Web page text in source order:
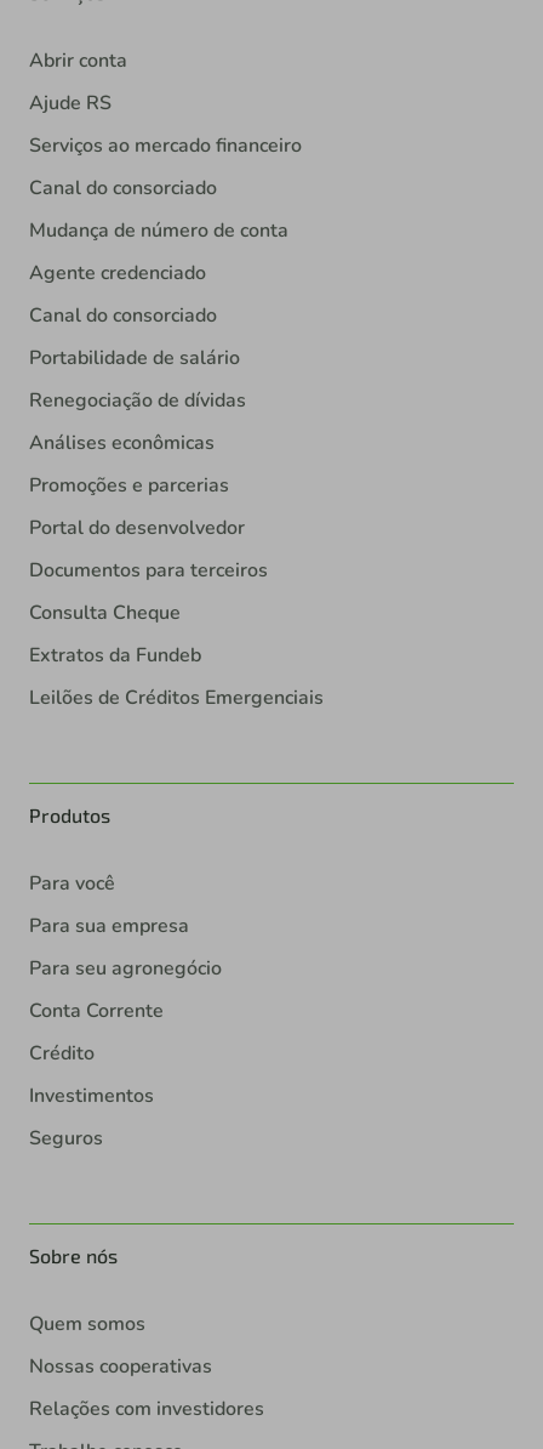
Abrir conta
Ajude RS
Serviços ao mercado financeiro
Canal do consorciado
Mudança de número de conta
Agente credenciado
Canal do consorciado
Portabilidade de salário
Renegociação de dívidas
Análises econômicas
Promoções e parcerias
Portal do desenvolvedor
Documentos para terceiros
Consulta Cheque
Extratos da Fundeb
Leilões de Créditos Emergenciais
Produtos
Para você
Para sua empresa
Para seu agronegócio
Conta Corrente
Crédito
Investimentos
Seguros
Sobre nós
Quem somos
Nossas cooperativas
Relações com investidores